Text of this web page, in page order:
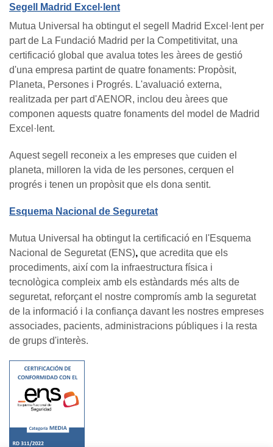
Segell Madrid Excel·lent
Mutua Universal ha obtingut el segell Madrid Excel·lent per
part de La Fundació Madrid per la Competitivitat, una
certificació global que avalua totes les àrees de gestió
d'una empresa partint de quatre fonaments: Propòsit,
Planeta, Persones i Progrés. L'avaluació externa,
realitzada per part d'AENOR, inclou deu àrees que
componen aquests quatre fonaments del model de Madrid
Excel·lent.
Aquest segell reconeix a les empreses que cuiden el
planeta, milloren la vida de les persones, cerquen el
progrés i tenen un propòsit que els dona sentit.
Esquema Nacional de Seguretat
Mutua Universal ha obtingut la certificació en l'Esquema
Nacional de Seguretat (ENS), que acredita que els
procediments, així com la infraestructura física i
tecnològica compleix amb els estàndards més alts de
seguretat, reforçant el nostre compromís amb la seguretat
de la informació i la confiança davant les nostres empreses
associades, pacients, administracions públiques i la resta
de grups d'interès.